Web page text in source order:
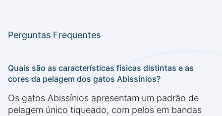
Perguntas Frequentes
Quais são as características físicas distintas e as
cores da pelagem dos gatos Abissínios?
Os gatos Abissínios apresentam um padrão de
pelagem único tiqueado, com pelos em bandas